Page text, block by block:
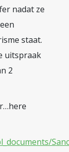
nadat ze
staat.
uitspraak
2